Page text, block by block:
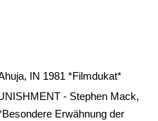
IN 1981 *Filmdukat*
- Stephen Mack,
Erwähnung der